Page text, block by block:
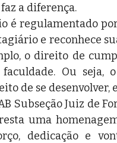
a diferença.
é regulamentado
e reconhece
o direito de
Ou seja,
de se desenvolver,
Subseção Juiz de
uma
dedicação e